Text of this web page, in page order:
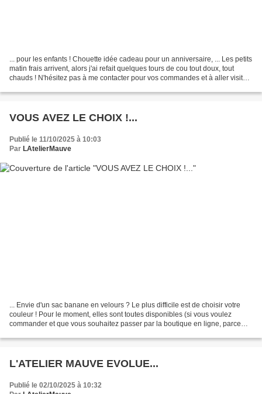
... pour les enfants ! Chouette idée cadeau pour un anniversaire, ... Les petits
matin frais arrivent, alors j'ai refait quelques tours de cou tout doux, tout
chauds ! N'hésitez pas à me contacter pour vos commandes et à aller visiter
VOUS AVEZ LE CHOIX !...
Publié le 11/10/2025 à 10:03
Par LAtelierMauve
... Envie d'un sac banane en velours ? Le plus difficile est de choisir votre
couleur ! Pour le moment, elles sont toutes disponibles (si vous voulez
commander et que vous souhaitez passer par la boutique en ligne, parce
L'ATELIER MAUVE EVOLUE...
Publié le 02/10/2025 à 10:32